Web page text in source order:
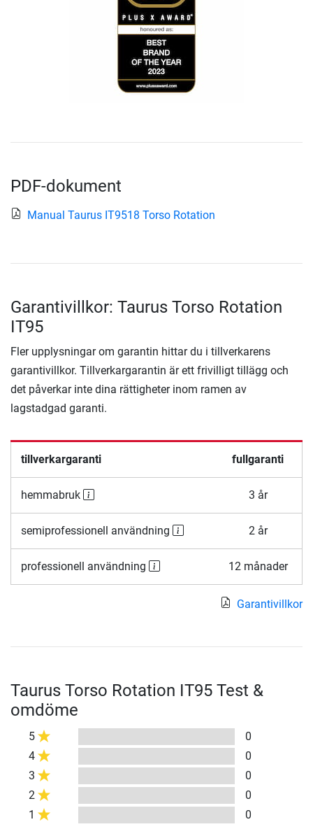
PDF-dokument
Manual Taurus IT9518 Torso Rotation
Garantivillkor: Taurus Torso Rotation
IT95
Fler upplysningar om garantin hittar du i tillverkarens
garantivillkor. Tillverkargarantin är ett frivilligt tillägg och
det påverkar inte dina rättigheter inom ramen av
lagstadgad garanti.
tillverkargaranti fullgaranti
hemmabruk 3 år
semiprofessionell användning 2 år
professionell användning 12 månader
Garantivillkor
Taurus Torso Rotation IT95 Test &
omdöme
5
0
4
0
3
0
2
0
1
0